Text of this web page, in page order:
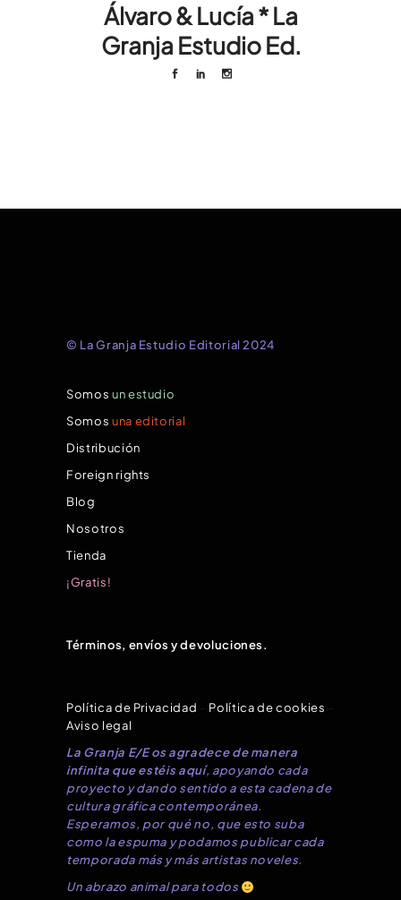
Álvaro & Lucía * La
Granja Estudio Ed.
© La Granja Estudio Editorial 2024
Somos un estudio
Somos una editorial
Distribución
Foreign rights
Blog
Nosotros
Tienda
¡Gratis!
Términos, envíos y devoluciones.
Política de Privacidad Política de cookies
Aviso legal
La Granja E/E os agradece de manera
infinita que estéis aquí, apoyando cada
proyecto y dando sentido a esta cadena de
cultura gráfica contemporánea.
Esperamos, por qué no, que esto suba
como la espuma y podamos publicar cada
temporada más y más artistas noveles.
Un abrazo animal para todos